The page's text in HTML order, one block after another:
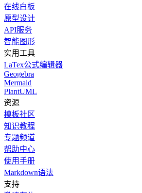
在线白板
原型设计
API服务
智能图形
实用工具
LaTex公式编辑器
Geogebra
Mermaid
PlantUML
资源
模板社区
知识教程
专题频道
帮助中心
使用手册
Markdown语法
支持